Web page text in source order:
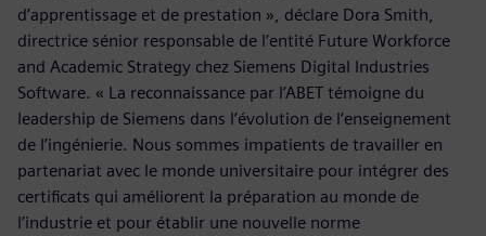
d’apprentissage et de prestation », déclare Dora Smith,
directrice sénior responsable de l’entité Future Workforce
and Academic Strategy chez Siemens Digital Industries
Software. « La reconnaissance par l’ABET témoigne du
leadership de Siemens dans l’évolution de l’enseignement
de l’ingénierie. Nous sommes impatients de travailler en
partenariat avec le monde universitaire pour intégrer des
certificats qui améliorent la préparation au monde de
l’industrie et pour établir une nouvelle norme